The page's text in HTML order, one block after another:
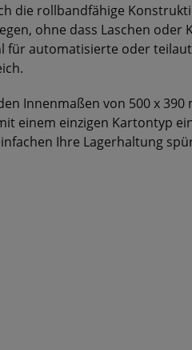
die rollbandfähige
ohne dass Laschen oder
für automatisierte oder
Innenmaßen von 500 x
einem einzigen Kartontyp
Ihre Lagerhaltung